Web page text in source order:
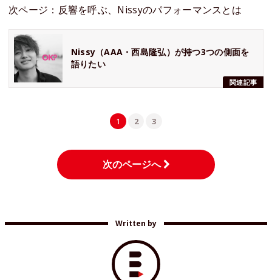
次ページ：反響を呼ぶ、Nissyのパフォーマンスとは
関連記事
Nissy（AAA・西島隆弘）が持つ3つの側面を
語りたい
1 2 3
次のページへ
Written by